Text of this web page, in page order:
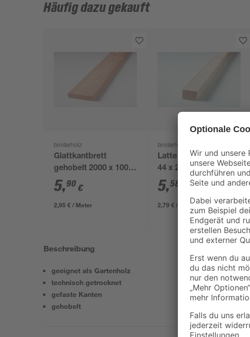
Häufig dazu gekauft
binderholz
Glattkantbrett
gehobelt 2000 x 100 x
18 mm
5,90 €
2,95 € / Meter
binderholz
Latte gehobelt 2000 x
44 x 24 mm
5,58
2,79 € / Meter
Beschreibung
geeignet als Gartenholz
technisch getrocknet
gefaste Kanten
gehobelt